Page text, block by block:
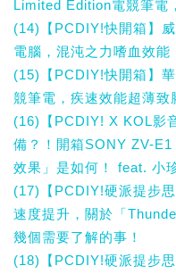
Limited Edition電競筆電
(14)【PCDIY!快開箱】
電腦，混沌之力嗜血效能
(15)【PCDIY!快開箱】
競筆電，疾速效能超薄致
(16)【PCDIY! X KOL影
備？！開箱SONY ZV-
效果」是如何！ feat. 小
(17)【PCDIY!硬派提步
速度提升，關於「
幾個需要了解的事！
(18)【PCDIY!硬派提步